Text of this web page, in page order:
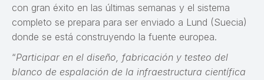
con gran éxito en las últimas semanas y el sistema
completo se prepara para ser enviado a Lund (Suecia)
donde se está construyendo la fuente europea.
“Participar en el diseño, fabricación y testeo del
blanco de espalación de la infraestructura científica